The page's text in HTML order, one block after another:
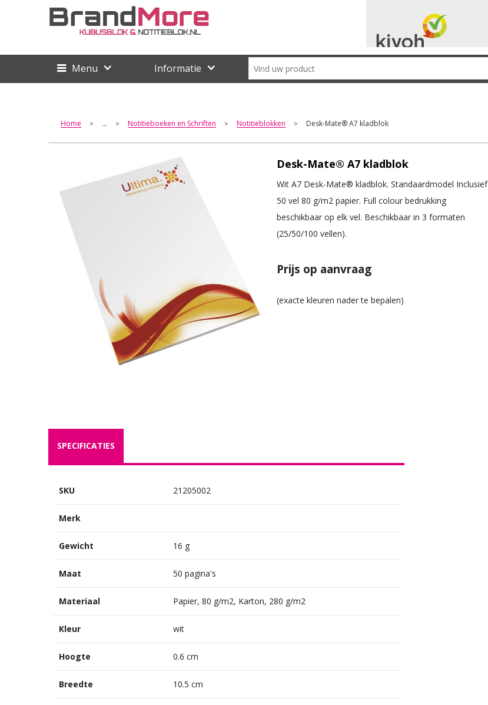
Menu Informatie
Home > ... > Notitieboeken en Schriften > Notitieblokken > Desk-Mate® A7 kladblok
Desk-Mate® A7 kladblok
Wit A7 Desk-Mate® kladblok. Standaardmodel Inclusief
50 vel 80 g/m2 papier. Full colour bedrukking
beschikbaar op elk vel. Beschikbaar in 3 formaten
(25/50/100 vellen).
Prijs op aanvraag
SPECIFICATIES
SKU 21205002
Merk
Gewicht 16 g
Maat 50 pagina's
Materiaal Papier, 80 g/m2, Karton, 280 g/m2
Kleur wit
Hoogte 0.6 cm
Breedte 10.5 cm